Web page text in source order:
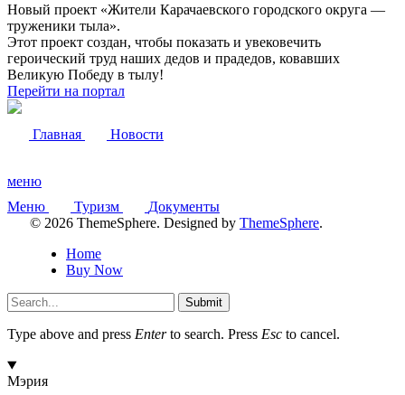
Новый проект «Жители Карачаевского городского округа —
труженики тыла».
Этот проект создан, чтобы показать и увековечить
героический труд наших дедов и прадедов, ковавших
Великую Победу в тылу!
Перейти на портал
Главная Новости
меню
Меню
Туризм
Документы
© 2026 ThemeSphere. Designed by ThemeSphere.
Home
Buy Now
Submit
Type above and press Enterto search. Press Esc to cancel.
Мэрия